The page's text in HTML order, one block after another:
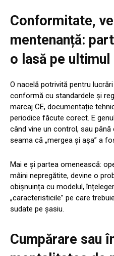
Conformitate,
mentenanță:
o lasă pe
O nacelă potrivită pentru
conformă cu standardele și
marcaj CE, documentație
periodice făcute corect. E
când vine un control, sau
seama că „mergea și așa” a
Mai e și partea omenească:
mâini nepregătite, devine o
obișnuința cu modelul,
„caracteristicile” pe care
sudate pe șasiu.
Cumpărare sau